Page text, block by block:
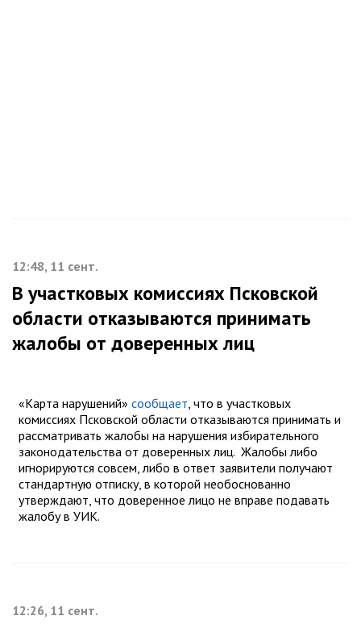
12:48, 11 сент.
В участковых комиссиях Псковской
области отказываются принимать
жалобы от доверенных лиц
«Карта нарушений» сообщает, что в участковых
комиссиях Псковской области отказываются принимать и
рассматривать жалобы на нарушения избирательного
законодательства от доверенных лиц. Жалобы либо
игнорируются совсем, либо в ответ заявители получают
стандартную отписку, в которой необоснованно
утверждают, что доверенное лицо не вправе подавать
жалобу в УИК.
12:26, 11 сент.